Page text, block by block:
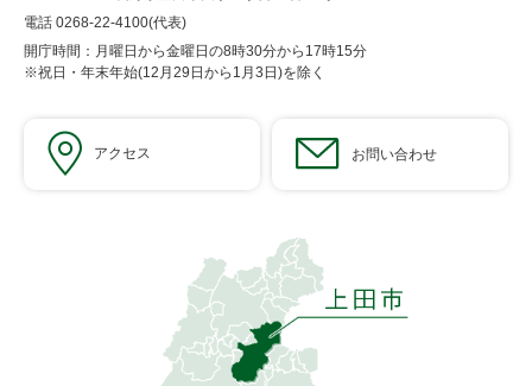
電話 0268-22-4100(代表)
開庁時間：月曜日から金曜日の8時30分から17時15分
※祝日・年末年始(12月29日から1月3日)を除く
アクセス お問い合わせ